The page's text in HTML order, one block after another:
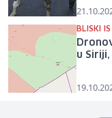
BLISKI
u